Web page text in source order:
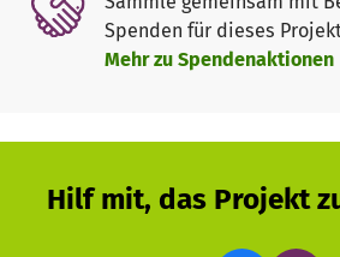
Mit Deiner Hilfe können wir
durch Renaturierungsmaßnahmen
werden Wälle oder Dämme
Fällen auch Spuntwände gesetzt.
bei Regenfällen auf den Flächen
Spenden für dieses
Mehr zu Spendenaktionen
Hilf mit, das Projekt